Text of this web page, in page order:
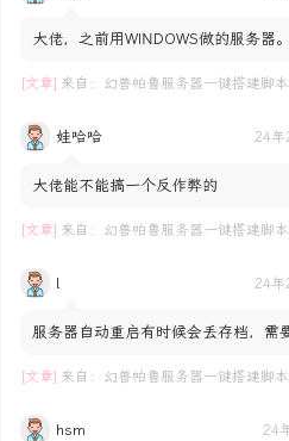
大佬，之前用WINDOWS做的服务器
不行。是不通用吗？ docke...
[文章] 来自： 幻兽帕鲁服务器一键搭建脚本
娃哈哈 24年
大佬能不能搞一个反作弊的
[文章] 来自： 幻兽帕鲁服务器一键搭建脚本
l 24年
服务器自动重启有时候会丢存档，需
服务器自动重启后随机...
[文章] 来自： 幻兽帕鲁服务器一键搭建脚本
hsm 24